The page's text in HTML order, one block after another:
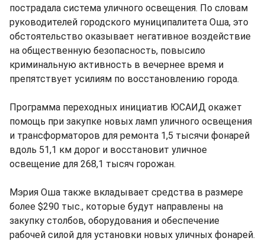
пострадала система уличного освещения. По словам
руководителей городского муниципалитета Оша, это
обстоятельство оказывает негативное воздействие
на общественную безопасность, повысило
криминальную активность в вечернее время и
препятствует усилиям по восстановлению города.
Программа переходных инициатив ЮСАИД окажет
помощь при закупке новых ламп уличного освещения
и трансформаторов для ремонта 1,5 тысячи фонарей
вдоль 51,1 км дорог и восстановит уличное
освещение для 268,1 тысяч горожан.
Мэрия Оша также вкладывает средства в размере
более $290 тыс., которые будут направлены на
закупку столбов, оборудования и обеспечение
рабочей силой для установки новых уличных фонарей.